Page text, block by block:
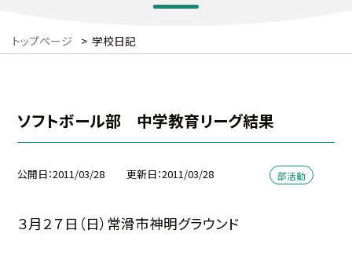
トップページ > 学校日記
ソフトボール部 中学教育リーグ結果
公開日 2011/03/28 更新日 2011/03/28 部活動
３月２７日（日）常滑市神明グラウンド